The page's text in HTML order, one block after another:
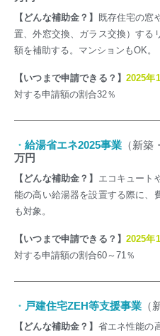
【どんな補助金？】 既存住宅の窓
置、外窓交換、ガラス交換）する
額を補助する。マンションもOK。
【いつまで申請できる？】2025年
対する申請額の割合32％
・ 給湯省エネ2025事業 （新築
万円
【どんな補助金？】 エコキュート
能の高い給湯器を設置する際に、
も対象。
【いつまで申請できる？】2025年
対する申請額の割合60～71％
・ 戸建住宅ZEH等支援事業 （
【どんな補助金？】 省エネ性能の